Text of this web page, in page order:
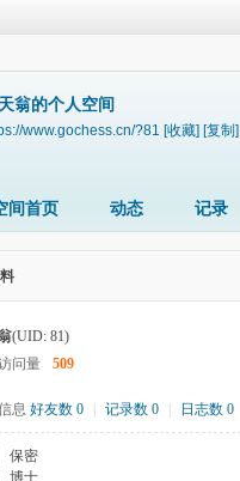
翁的个人空间
www.gochess.cn/?81 [收藏] [复制]
间首页 动态 记录
(UID: 81)
问量
509
息 好友数 0 记录数 0 日志数 0
保密
博士